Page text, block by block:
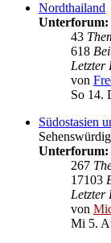
Nordthailand
Unterforum:
43
618
Letzter
von
So 14.
Südostasien
Unterforum:
267
17103
Letzter
von
Mi 5.